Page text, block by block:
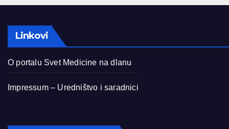
Linkovi
O portalu Svet Medicine na dlanu
Impressum – Uredništvo i saradnici